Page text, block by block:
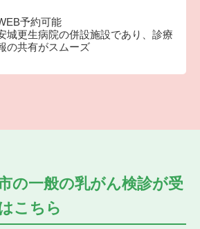
予約可能
城更生病院の併設施設であり、診療
の共有がスムーズ
の一般の乳がん検診が受
こちら